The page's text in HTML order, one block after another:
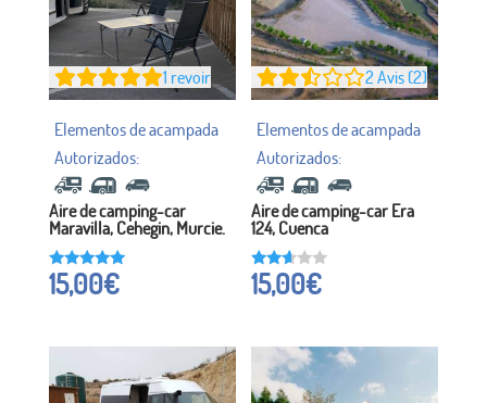
1 revoir
Aire de camping-car
Maravilla, Cehegin, Murcie.
Noté à
5h00
15,00€
2Avis (2)
Aire de camping-car Era
124, Cuenca
Noté
à
15,00€